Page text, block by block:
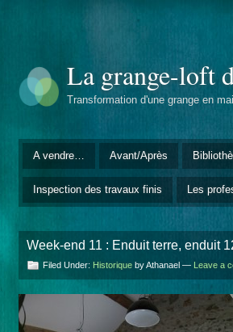
La grange-loft
Transformation d'une grange en
A vendre… Avant/Après
Inspection des travaux finis Les
Week-end 11 : Enduit terre, enduit
Filed Under: Historique by Athanael — Leave a